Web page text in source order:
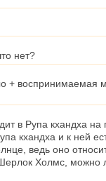
нет?
воспринимаемая
в Рупа кхандха
кхандха и к ней
ведь оно
Холмс, можно